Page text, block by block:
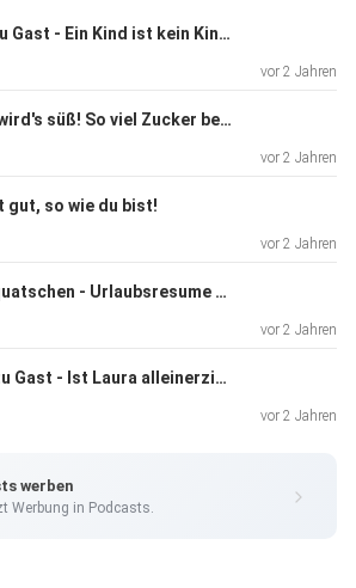
#36 Nico zu Gast - Ein Kind ist kein Kind?
vor 2 Jahren
#34 Jetzt wird's süß! So viel Zucker bekommen unsere Kinder!
vor 2 Jahren
gut, so wie du bist!
vor 2 Jahren
#32 Lass quatschen - Urlaubsresume & Neuigkeiten zum Podcast
vor 2 Jahren
#31 Papa zu Gast - Ist Laura alleinerziehend?
vor 2 Jahren
werben
Werbung in Podcasts.